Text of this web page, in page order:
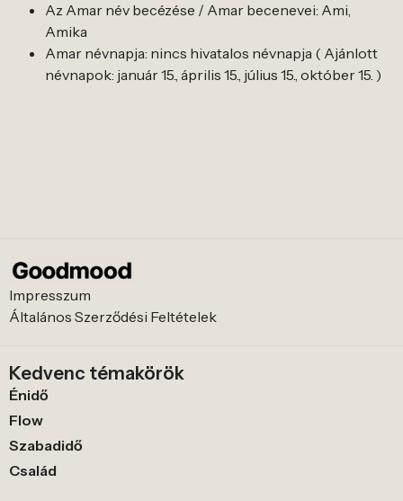
Az Amar név becézése / Amar becenevei: Ami,
Amika
Amar névnapja: nincs hivatalos névnapja ( Ajánlott
névnapok: január 15., április 15., július 15., október 15. )
Impresszum
Általános Szerződési Feltételek
Kedvenc témakörök
Énidő
Flow
Szabadidő
Család